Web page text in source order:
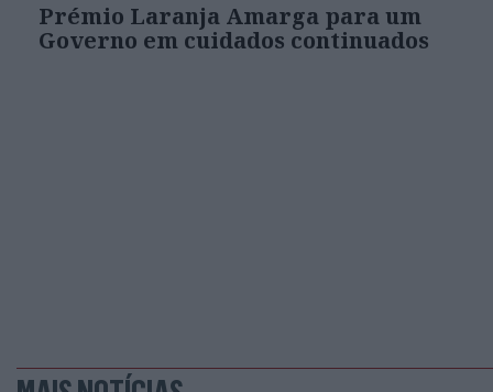
Prémio Laranja Amarga para um
Governo em cuidados continuados